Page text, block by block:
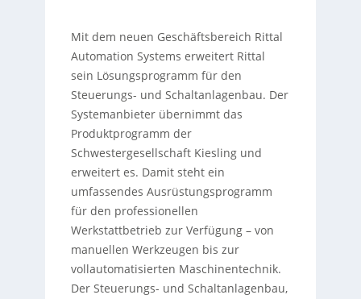
Mit dem neuen Geschäftsbereich Rittal
Automation Systems erweitert Rittal
sein Lösungsprogramm für den
Steuerungs- und Schaltanlagenbau. Der
Systemanbieter übernimmt das
Produktprogramm der
Schwestergesellschaft Kiesling und
erweitert es. Damit steht ein
umfassendes Ausrüstungsprogramm
für den professionellen
Werkstattbetrieb zur Verfügung – von
manuellen Werkzeugen bis zur
vollautomatisierten Maschinentechnik.
Der Steuerungs- und Schaltanlagenbau,